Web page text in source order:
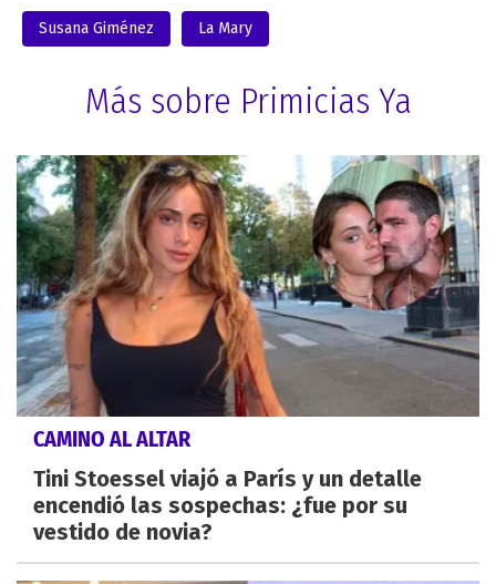
Susana Giménez La Mary
Más sobre Primicias Ya
CAMINO AL ALTAR
Tini Stoessel viajó a París y un detalle
encendió las sospechas: ¿fue por su
vestido de novia?